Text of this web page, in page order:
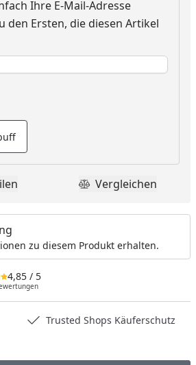
Ihre E-Mail-Adresse
den Ersten, die diesen Artikel
Produkt
Vergleichen
zu diesem Produkt erhalten.
4,85 / 5
Trusted Shops Käuferschutz